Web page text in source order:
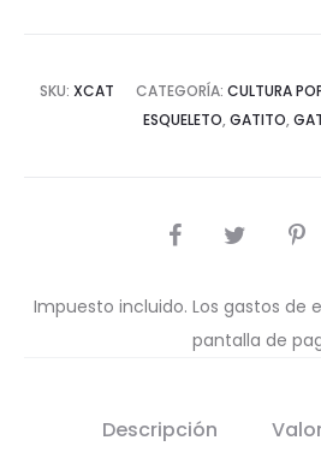
SKU: XCAT CATEGORÍA: CULTURA
ESQUELETO, GATITO,
COMPARTIR
Impuesto incluido. Los gastos de
pantalla de
Descripción